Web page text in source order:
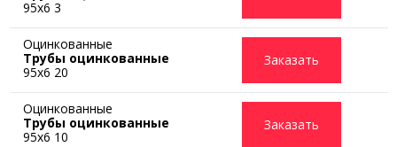
95x6 3
Оцинкованные
Трубы оцинкованные
95x6 20
Заказать
Оцинкованные
Трубы оцинкованные
95x6 10
Заказать